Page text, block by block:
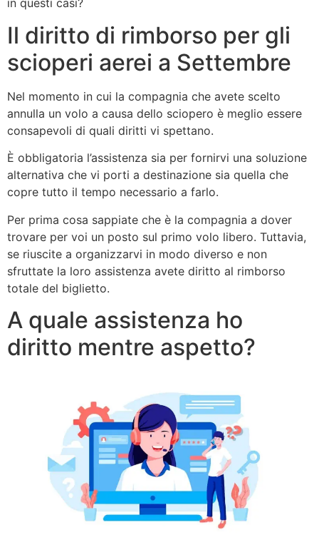
in questi casi?
Il diritto di rimborso per gli
scioperi aerei a Settembre
Nel momento in cui la compagnia che avete scelto
annulla un volo a causa dello sciopero è meglio essere
consapevoli di quali diritti vi spettano.
È obbligatoria l’assistenza sia per fornirvi una soluzione
alternativa che vi porti a destinazione sia quella che
copre tutto il tempo necessario a farlo.
Per prima cosa sappiate che è la compagnia a dover
trovare per voi un posto sul primo volo libero. Tuttavia,
se riuscite a organizzarvi in modo diverso e non
sfruttate la loro assistenza avete diritto al rimborso
totale del biglietto.
A quale assistenza ho
diritto mentre aspetto?